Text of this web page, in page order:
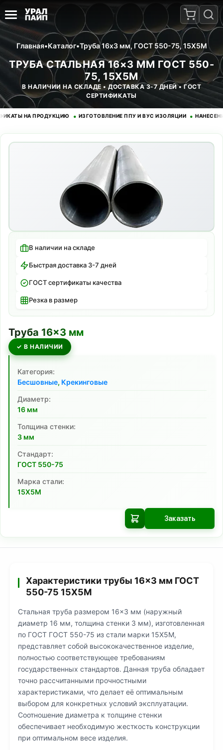
Главная•Каталог•Труба 16x3 мм, ГОСТ 550-75, 15Х5М
ТРУБА СТАЛЬНАЯ 16×3 ММ ГОСТ 550-
75, 15Х5М
В НАЛИЧИИ НА СКЛАДЕ • ДОСТАВКА 3-7 ДНЕЙ • ГОСТ
СЕРТИФИКАТЫ
НА ПРОДУКЦИЮ • ИЗГОТОВЛЕНИЕ ППУ И ВУС ИЗОЛЯЦИИ • НАНЕСЕНИЕ
В наличии на складе
Быстрая доставка 3-7 дней
ГОСТ сертификаты качества
Резка в размер
Труба 16×3 мм
✓ В НАЛИЧИИ
Категория:
Бесшовные, Крекинговые
Диаметр:
16 мм
Толщина стенки:
3 мм
Cтандарт:
ГОСТ 550-75
Марка стали:
15Х5М
Заказать
Характеристики трубы 16×3 мм ГОСТ
550-75 15Х5М
Стальная труба размером 16×3 мм (наружный
диаметр 16 мм, толщина стенки 3 мм), изготовленная
по ГОСТ ГОСТ 550-75 из стали марки 15Х5М,
представляет собой высококачественное изделие,
полностью соответствующее требованиям
государственных стандартов. Данная труба обладает
точно рассчитанными прочностными
характеристиками, что делает её оптимальным
выбором для конкретных условий эксплуатации.
Соотношение диаметра к толщине стенки
обеспечивает необходимую жесткость конструкции
при оптимальном весе изделия.